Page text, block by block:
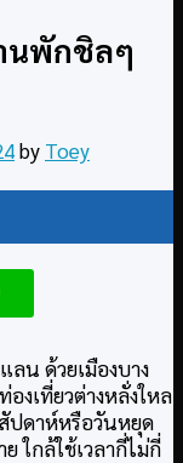
นพักชิลๆ
by Toey
ลน ด้วยเมืองบาง
งเที่ยวต่างหลั่งใหล
ปดาห์หรือวันหยุด
ใกล้ใช้เวลากี่ไม่กี่